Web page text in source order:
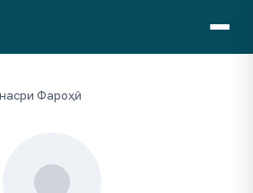
Фароҳӣ